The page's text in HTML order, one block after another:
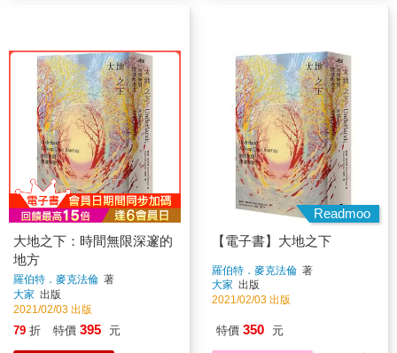
大地之下：時間無限深邃的
地方
羅伯特．麥克法倫 著
大家 出版
2021/02/03 出版
79 折 特價 395 元
Readmoo
【電子書】大地之下
羅伯特．麥克法倫 著
大家 出版
2021/02/03 出版
特價 350 元